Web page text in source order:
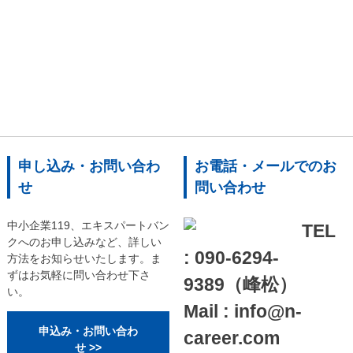
申し込み・お問い合わ
せ
中小企業119、エキスパートバン
クへのお申し込みなど、詳しい
方法をお知らせいたします。ま
ずはお気軽に問い合わせ下さ
い。
申込み・お問い合わ
せ >>
お電話・メールでのお
問い合わせ
TEL
: 090-6294-
9389（峰松）
Mail : info@n-
career.com